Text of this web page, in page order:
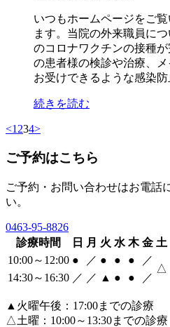
いつもホームページをご
ます。当院の外来職員に
のコロナワクチンの接種
の患者様の検診や治療、
お受けできるような感染
続きを読む
<1 234>
ご予約はこちら
ご予約・お問い合わせはお電話
い。
0463‐95‐8826
診療時間
日 月 火 水 木 金 土
10:00～12:00 ● ／ ● ● ● ／
△
14:30～16:30 ／ ／ ▲ ● ● ／
▲火曜午後：17:00までの診療
△土曜：10:00～13:30までの診療